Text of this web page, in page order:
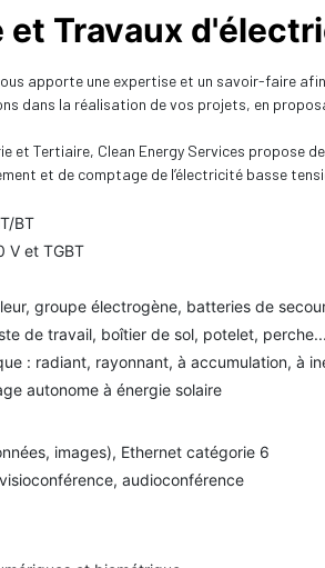
et Travaux
apporte une expertise et un savoir-faire
dans la réalisation de vos projets, en
et Tertiaire, Clean Energy Services propose
et de comptage de l’électricité basse
BT
V et TGBT
groupe électrogène, batteries de
de travail, boîtier de sol, potelet, perche...
: radiant, rayonnant, à accumulation, à
autonome à énergie solaire
images), Ethernet catégorie 6
audioconférence